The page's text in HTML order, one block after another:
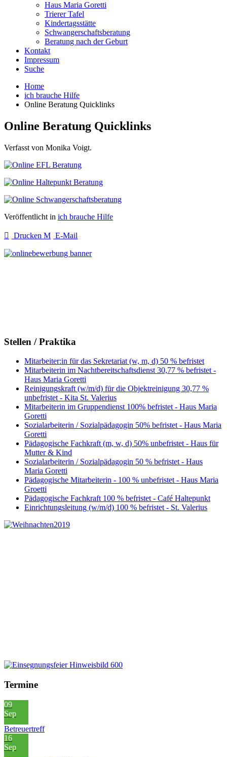
Haus Maria Goretti
Trierer Tafel
Kindertagsstätte
Schwangerschaftsberatung
Beratung nach der Geburt
Kontakt
Impressum
Suche
Home
ich brauche Hilfe
Online Beratung Quicklinks
Online Beratung Quicklinks
Verfasst von Monika Voigt.
Veröffentlicht in ich brauche Hilfe
Drucken E-Mail
Stellen / Praktika
Mitarbeiter:in für das Sekretariat (w, m, d) 50 % befristet
Mitarbeiterin im Nachtbereitschaftsdienst 30,77 % befristet -
Haus Maria Goretti
Reinigungskraft (w/m/d) für die Objektreinigung 30,77 %
unbefristet - Kita St. Valerius
Mitarbeiterin im Gruppendienst 100% befristet - Haus Maria
Goretti
Sozialarbeiterin / Sozialpädagogin 50% befristet - Haus Maria
Goretti
Pädagogische Fachkraft (m, w, d) 50% unbefristet - Haus für
Mutter & Kind
Sozialarbeiterin / Sozialpädagogin 50 % befristet - Haus
Maria Goretti
Pädagogische Mitarbeiterin - 100 % unbefristet - Haus Maria
Groetti
Pädagogische Fachkraft 100 % befristet - Café Haltepunkt
Einrichtungsleitung (w/m/d) 100 % befristet - St. Valerius
Termine
09
Sep
Betreuertreff
16
Sep